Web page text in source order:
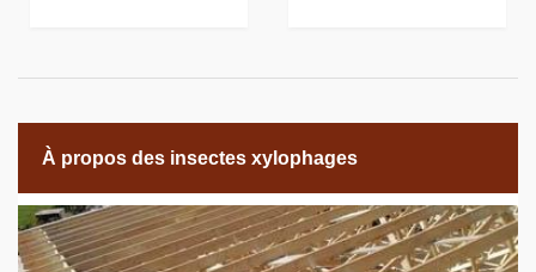
À propos des insectes xylophages